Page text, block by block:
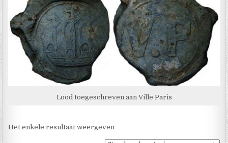
Lood toegeschreven aan Ville Paris
Het enkele resultaat weergeven